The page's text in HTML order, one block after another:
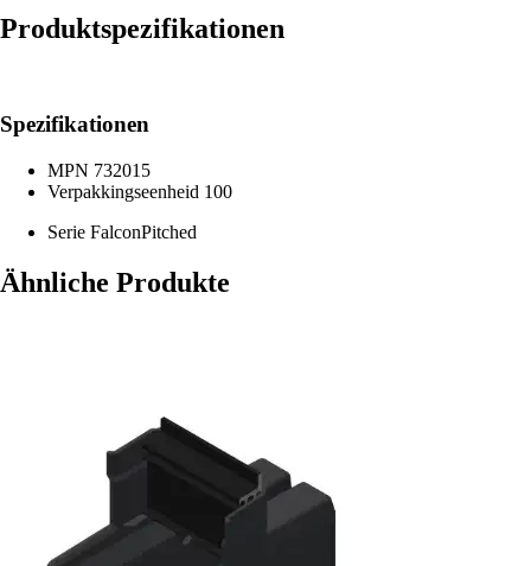
Produktspezifikationen
Spezifikationen
MPN 732015
Verpakkingseenheid 100
Serie FalconPitched
Ähnliche Produkte